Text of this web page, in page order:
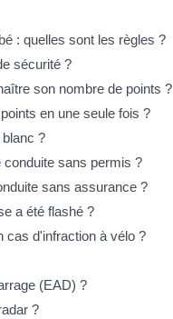
: quelles sont les règles ?
sécurité ?
son nombre de points ?
en une seule fois ?
?
sans permis ?
sans assurance ?
a été flashé ?
cas d'infraction à vélo ?
(EAD) ?
?